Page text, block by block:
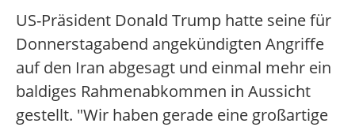
US-Präsident Donald Trump hatte seine für
Donnerstagabend angekündigten Angriffe
auf den Iran abgesagt und einmal mehr ein
baldiges Rahmenabkommen in Aussicht
gestellt. "Wir haben gerade eine großartige